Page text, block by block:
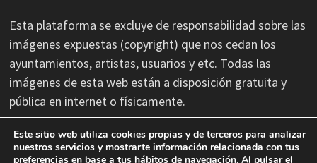
Esta plataforma se excluye de responsabilidad sobre las
imágenes expuestas (copyright) que nos cedan los
ayuntamientos, artistas, usuarios y etc. Todas las
imágenes de esta web están a disposición gratuita y
pública en internet o físicamente.
No nos hacemos responsables de las erratas
Este sitio web utiliza cookies propias y de terceros para analizar
nuestros servicios y mostrarte información relacionada con tus
preferencias en base a tus hábitos de navegación. Al pulsar el